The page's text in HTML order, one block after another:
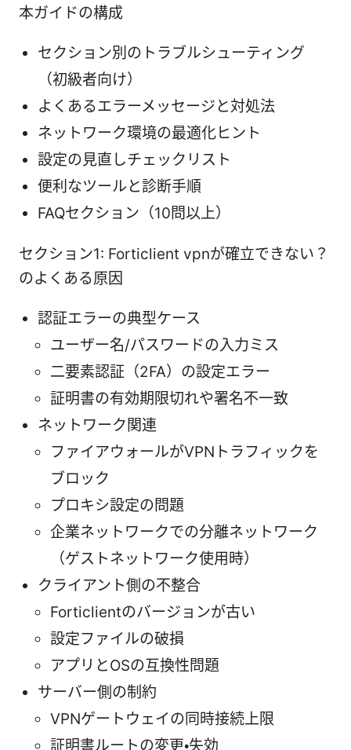
本ガイドの構成
セクション別のトラブルシューティング
（初級者向け）
よくあるエラーメッセージと対処法
ネットワーク環境の最適化ヒント
設定の見直しチェックリスト
便利なツールと診断手順
FAQセクション（10問以上）
セクション1: Forticlient vpnが確立できない？
のよくある原因
認証エラーの典型ケース
ユーザー名/パスワードの入力ミス
二要素認証（2FA）の設定エラー
証明書の有効期限切れや署名不一致
ネットワーク関連
ファイアウォールがVPNトラフィックを
ブロック
プロキシ設定の問題
企業ネットワークでの分離ネットワーク
（ゲストネットワーク使用時）
クライアント側の不整合
Forticlientのバージョンが古い
設定ファイルの破損
アプリとOSの互換性問題
サーバー側の制約
VPNゲートウェイの同時接続上限
証明書ルートの変更・失効